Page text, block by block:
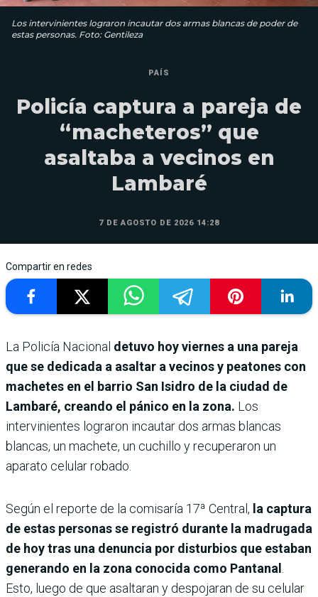
Los intervinientes lograron incautar dos armas blancas de poder de
estas personas. Foto: Gentileza
PAÍS
Policía captura a pareja de
“macheteros” que
asaltaba a vecinos en
Lambaré
7 DE AGOSTO DE 2026 14:28
Compartir en redes
La Policía Nacional detuvo hoy viernes a una pareja
que se dedicada a asaltar a vecinos y peatones con
machetes en el barrio San Isidro de la ciudad de
Lambaré, creando el pánico en la zona. Los
intervinientes lograron incautar dos armas blancas
blancas, un machete, un cuchillo y recuperaron un
aparato celular robado.
Según el reporte de la comisaría 17ª Central, la captura
de estas personas se registró durante la madrugada
de hoy tras una denuncia por disturbios que estaban
generando en la zona conocida como Pantanal
Esto, luego de que asaltaran y despojaran de su celular